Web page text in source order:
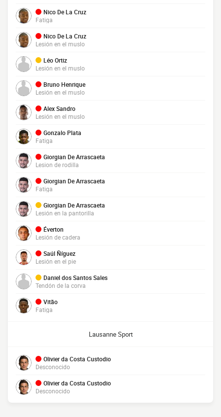
Nico De La Cruz
Fatiga
Nico De La Cruz
Lesión en el muslo
Léo Ortiz
Lesión en el muslo
Bruno Henrique
Lesión en el muslo
Alex Sandro
Lesión en el muslo
Gonzalo Plata
Fatiga
Giorgian De Arrascaeta
Lesion de rodilla
Giorgian De Arrascaeta
Fatiga
Giorgian De Arrascaeta
Lesión en la pantorilla
Éverton
Lesión de cadera
Saúl Ñíguez
Lesión en el pie
Daniel dos Santos Sales
Tendón de la corva
Vitão
Fatiga
Lausanne Sport
Olivier da Costa Custodio
Desconocido
Olivier da Costa Custodio
Desconocido